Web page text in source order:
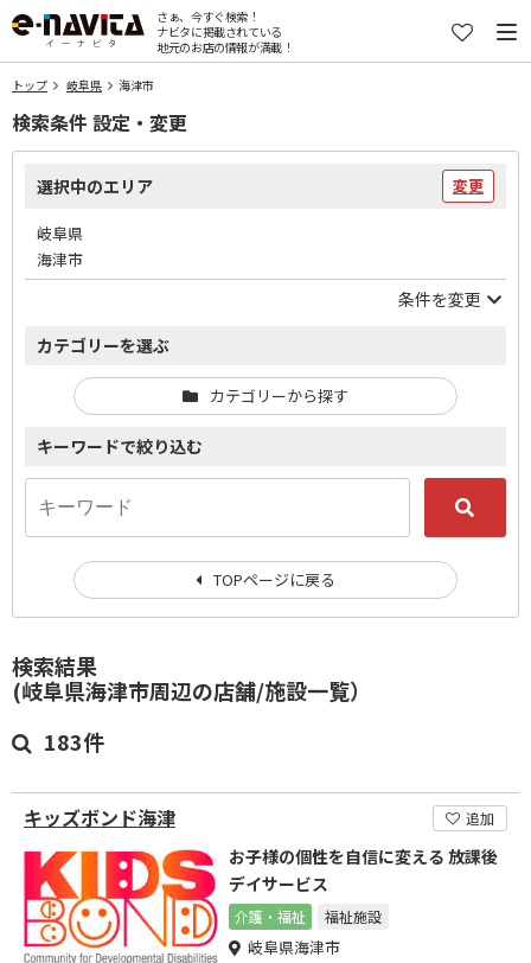
さぁ、今すぐ検索！
ナビタに掲載されている
地元のお店の情報が満載！
トップ 岐阜県 海津市
検索結果
(岐阜県海津市周辺の店舗/施設一覧）
183件
キッズボンド海津 追加
お子様の個性を自信に変える 放課後
デイサービス
介護・福祉 福祉施設
岐阜県海津市
検索条件 設定・変更
選択中のエリア 変更
岐阜県
海津市
条件を変更
カテゴリーを選ぶ
カテゴリーから探す
キーワードで絞り込む
TOPページに戻る